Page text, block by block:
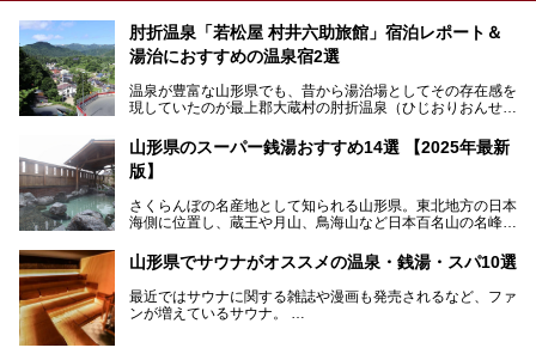
肘折温泉「若松屋 村井六助旅館」宿泊レポート＆
湯治におすすめの温泉宿2選
温泉が豊富な山形県でも、昔から湯治場としてその存在感を
現していたのが最上郡大蔵村の肘折温泉（ひじおりおんせ
今回はその肘折温泉の「若松屋 村井六助旅館」に宿泊した
体験レポートとおすすめの温泉宿を2軒ご紹介します。
鄙びた風情があり、源泉掛け流しの旅館も多い肘折温泉は、
す。
山形県のスーパー銭湯おすすめ14選 【2025年最新
版】
さくらんぼの名産地として知られる山形県。東北地方の日本
海側に位置し、蔵王や月山、鳥海山など日本百名山の名峰や
の細道」全行程の1/3にあたる期間を山形県で過ごしたとい
われることからも、山形の深い魅力がうかがえます。
山形県はまた、県内全域に多様な温泉があり、35ある市町
村のすべてで温泉が湧いているという温泉県。そんな山形県
でぜひチェックしたいスーパー銭湯をご紹介します。
山形県でサウナがオススメの温泉・銭湯・スパ10選
最近ではサウナに関する雑誌や漫画も発売されるなど、ファ
ンが増えているサウナ。